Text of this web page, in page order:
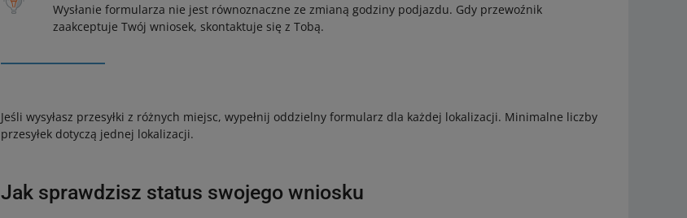
Wysłanie formularza nie jest równoznaczne ze zmianą godziny podjazdu. Gdy przewoźnik
zaakceptuje Twój wniosek, skontaktuje się z Tobą.
Jeśli wysyłasz przesyłki z różnych miejsc, wypełnij oddzielny formularz dla każdej lokalizacji. Minimalne liczby
przesyłek dotyczą jednej lokalizacji.
Jak sprawdzisz status swojego wniosku